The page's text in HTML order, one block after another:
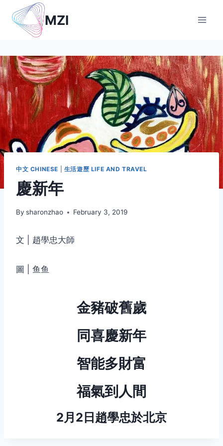
content
MZI
中文 CHINESE 生活遊歷 LIFE AND TRAVEL
慶新年
By sharonzhao February 3, 2019
文 | 趙學忠大師
圖 | 鱼鱼
金豬破舊歲
同喜慶新年
智能多財富
福氣到人間
2月2日趙學忠於北京